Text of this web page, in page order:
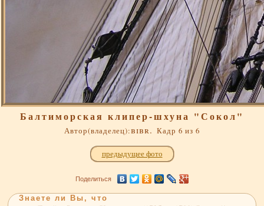
Балтиморская клипер-шхуна "Сокол"
Автор(владелец):bibr. Кадр 6 из 6
предыдущее фото
Поделиться
Знаете ли Вы, что